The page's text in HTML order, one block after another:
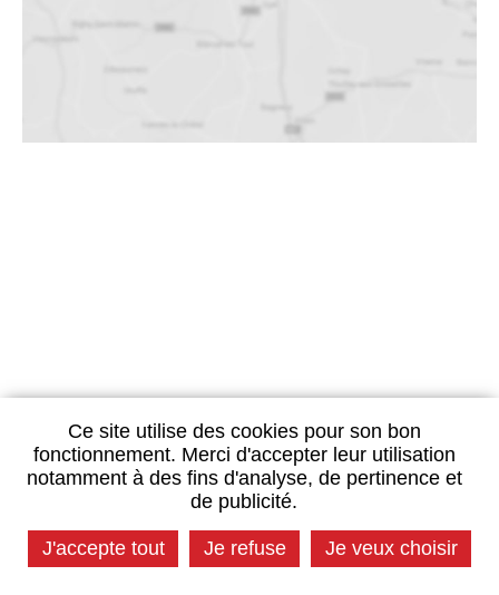
Ce site utilise des cookies pour son bon
fonctionnement. Merci d'accepter leur utilisation
notamment à des fins d'analyse, de pertinence et
de publicité.
J'accepte tout Je refuse Je veux choisir